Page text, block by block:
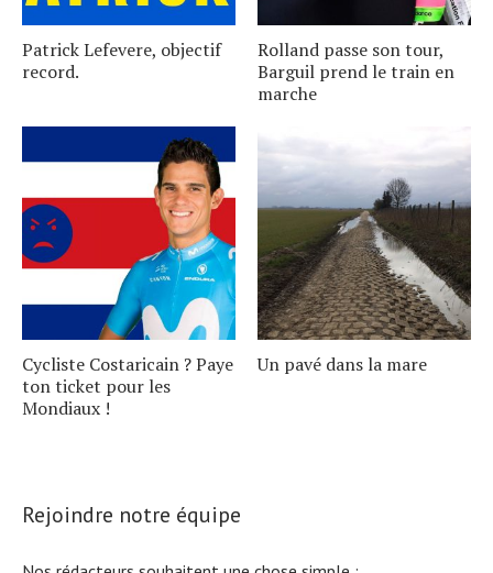
Patrick Lefevere, objectif
record.
Rolland passe son tour,
Barguil prend le train en
marche
Cycliste Costaricain ? Paye
ton ticket pour les
Mondiaux !
Un pavé dans la mare
Rejoindre notre équipe